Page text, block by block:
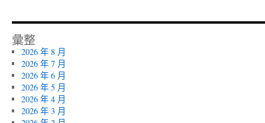
彙整
2026 年 8 月
2026 年 7 月
2026 年 6 月
2026 年 5 月
2026 年 4 月
2026 年 3 月